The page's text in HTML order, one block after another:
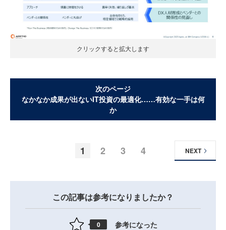
クリックすると拡大します
次のページ
なかなか成果が出ないIT投資の最適化……有効な一手は何
か
1 2 3 4 NEXT
この記事は参考になりましたか？
0 参考になった